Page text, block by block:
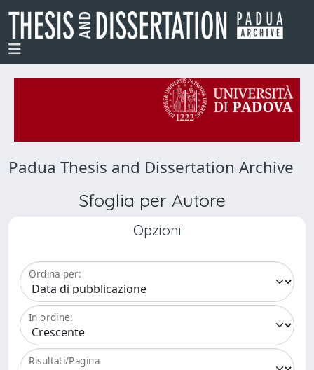
Padua Thesis and Dissertation Archive
Sfoglia per Autore
Opzioni
Ordina per:
In ordine:
Risultati/Pagina